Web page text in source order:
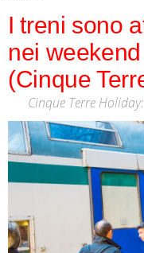
I treni sono
nei
(Cinque
Cinque Terre